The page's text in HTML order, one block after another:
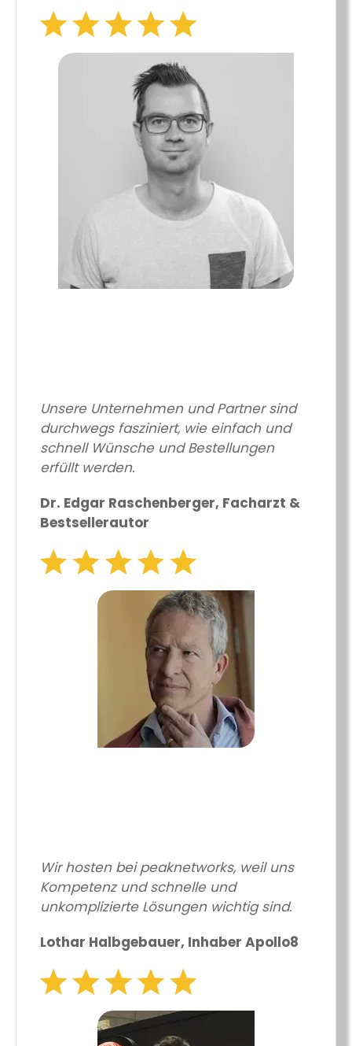
Unsere Unternehmen und Partner sind
durchwegs fasziniert, wie einfach und
schnell Wünsche und Bestellungen
erfüllt werden.
Dr. Edgar Raschenberger, Facharzt &
Bestsellerautor
Wir hosten bei peaknetworks, weil uns
Kompetenz und schnelle und
unkomplizierte Lösungen wichtig sind.
Lothar Halbgebauer, Inhaber Apollo8